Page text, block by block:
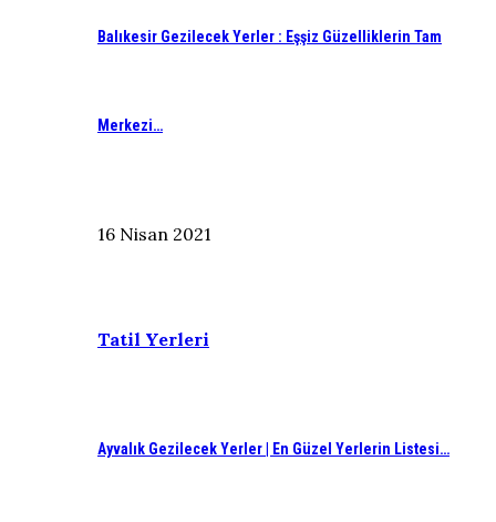
Balıkesir Gezilecek Yerler : Eşşiz Güzelliklerin Tam
Merkezi…
16 Nisan 2021
Tatil Yerleri
Ayvalık Gezilecek Yerler | En Güzel Yerlerin Listesi…